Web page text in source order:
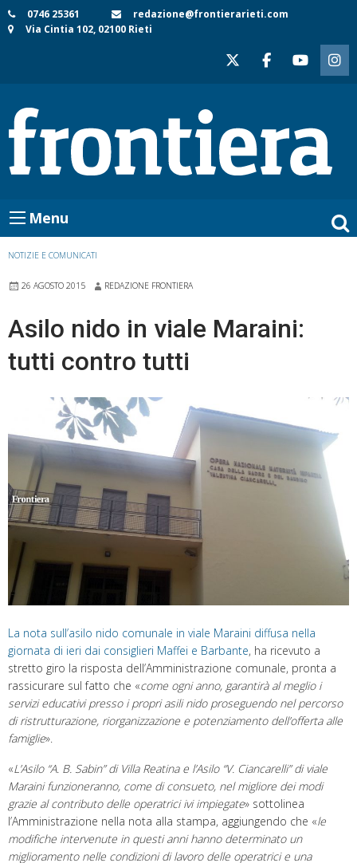
Skip
to
0746 25361
redazione@frontierarieti.com
Via Cintia 102, 02100 Rieti
Menu
NOTIZIE E COMUNICATI
26 AGOSTO 2015 REDAZIONE FRONTIERA
Asilo nido in viale Maraini:
tutti contro tutti
La nota sull’asilo nido comunale in viale Maraini diffusa nella
giornata di ieri dai consiglieri Maffei e Barbante, ha ricevuto a
stretto giro la risposta dell’Amministrazione comunale, pronta a
rassicurare sul fatto che «come ogni anno, garantirà al meglio i
servizi educativi presso i propri asili nido proseguendo nel percorso
di ristrutturazione, riorganizzazione e potenziamento dell’offerta alle
famiglie».
«L’Asilo “A. B. Sabin” di Villa Reatina e l’Asilo “V. Ciancarelli” di viale
Maraini funzioneranno, come di consueto, nel migliore dei modi
grazie al contributo delle operatrici ivi impiegate» sottolinea
l’Amministrazione nella nota alla stampa, aggiungendo che «le
modifiche intervenute in questi anni hanno determinato un
miglioramento nelle condizioni di lavoro delle operatrici e una